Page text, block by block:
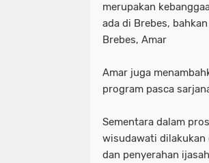
merupakan
ada di Brebes,
Brebes, Amar
Amar juga
program pasca
Sementara dalam
wisudawati dilakukan
dan penyerahan